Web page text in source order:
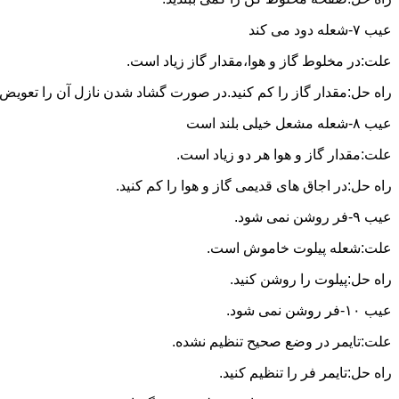
عیب ۷-شعله دود می کند
علت:در مخلوط گاز و هوا،مقدار گاز زیاد است.
راه حل:مقدار گاز را کم کنید.در صورت گشاد شدن نازل آن را تعویض
عیب ۸-شعله مشعل خیلی بلند است
علت:مقدار گاز و هوا هر دو زیاد است.
راه حل:در اجاق های قدیمی گاز و هوا را کم کنید.
عیب ۹-فر روشن نمی شود.
علت:شعله پیلوت خاموش است.
راه حل:پیلوت را روشن کنید.
عیب ۱۰-فر روشن نمی شود.
علت:تایمر در وضع صحیح تنظیم نشده.
راه حل:تایمر فر را تنظیم کنید.